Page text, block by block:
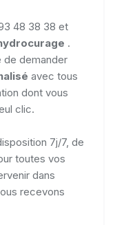
48 38 38 et
.
de demander
avec tous
dont vous
clic.
7j/7, de
toutes vos
dans
recevons